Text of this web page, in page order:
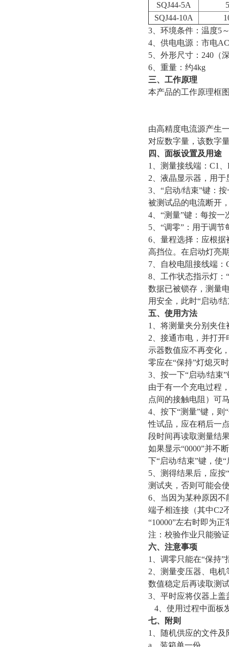
SQJ44-5A
SQJ44-10A
3 、环境条件：温度5
4 、供电电源：市电
5 、外形尺寸：240（
6 、重量：约4kg
三、工作原理
本产品的工作原理框
由高精度电流源产生
对应数字量，该数字
四、面板设置及用途
1
、测量接线端：C1
2 、液晶显示器，用
3 、“启动/结束”键：
被测试品的电流断开
4 、“测量”键：每按
5 、“调零”：用于调
6 、量程选择：应根
高挡位。在启动灯亮
7 、自校电阻接线端
8 、工作状态指示灯
数据已被锁存，测量
用安全，此时“启动/
五、使用方法
1
、将测量夹分别夹
2 、接通市电，并打
示器数值应不再变化
零应在“保持”灯熄灭
3 、按一下“启动/结
由于有一个充电过程
点间的接触电阻）可
4 、按下“测量”键，
性试品，应在稍后一
段时间再读取测量结
如果显示“0000”并不
下“启动/结束”键，使
5 、测得结果后，应
测试夹，否则可能会
6 、当因为某种原因
端子相连接（其中C2
“10000”左右时即为
注：校验作业只能验
六、注意事项
1
、调零只能在“保持
2 、测量变压器、电
数值稳定后再读取测
3 、平时应将仪器上
4 、使用过程中面板
七、附则
1
、随机供应的文件及
a 、装箱单一份。